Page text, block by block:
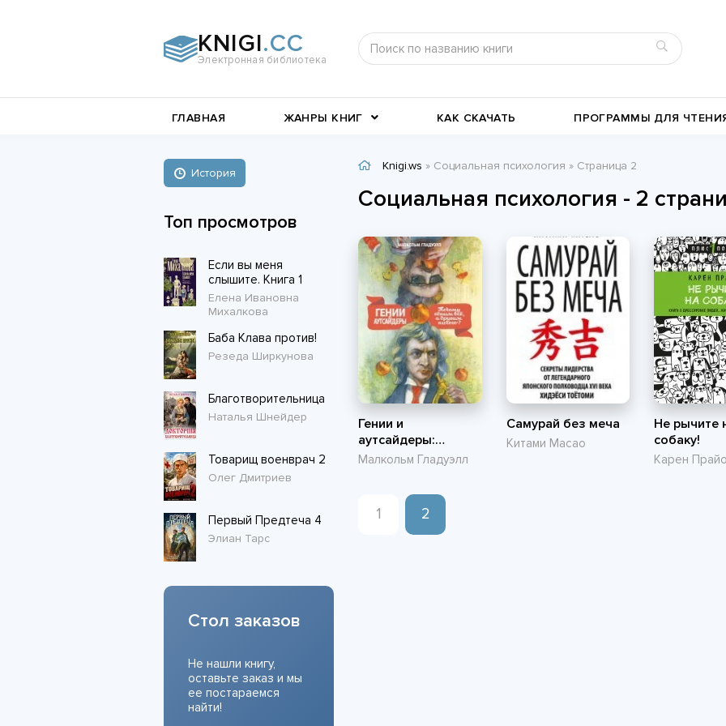
KNIGI.CC
Электронная библиотека
ГЛАВНАЯ ЖАНРЫ КНИГ
Книги о войне
Военное дело География, путевые заметки
Современные любовные
романы
Исторические любовные
романы
Короткие любовные романы История Классика жанра
КАК СКАЧАТЬ ПРОГРАММЫ ДЛЯ
Knigi.ws » Социальная психология » Страница 2
Социальная психология - 2
Гении и
аутсайдеры:
Почему одним все,
Малкольм Гладуэлл
Самурай без меча
Китами Масао
Не рычите
собаку!
Карен
1 2
История
Топ просмотров
Если вы меня
слышите. Книга 1
Елена Ивановна
Михалкова
Баба Клава против!
Резеда Ширкунова
Благотворительница
Наталья Шнейдер
Товарищ военврач 2
Олег Дмитриев
Первый Предтеча 4
Элиан Тарс
Стол заказов
Не нашли книгу,
оставьте заказ и мы
ее постараемся
найти!
Документальная